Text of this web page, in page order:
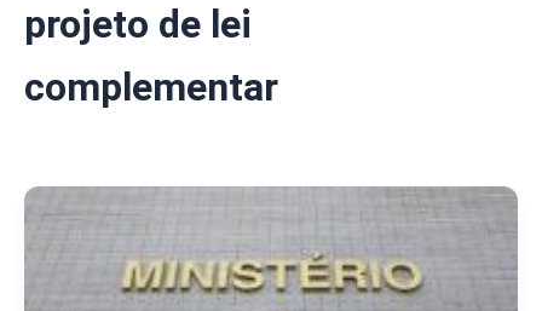
projeto de lei
complementar